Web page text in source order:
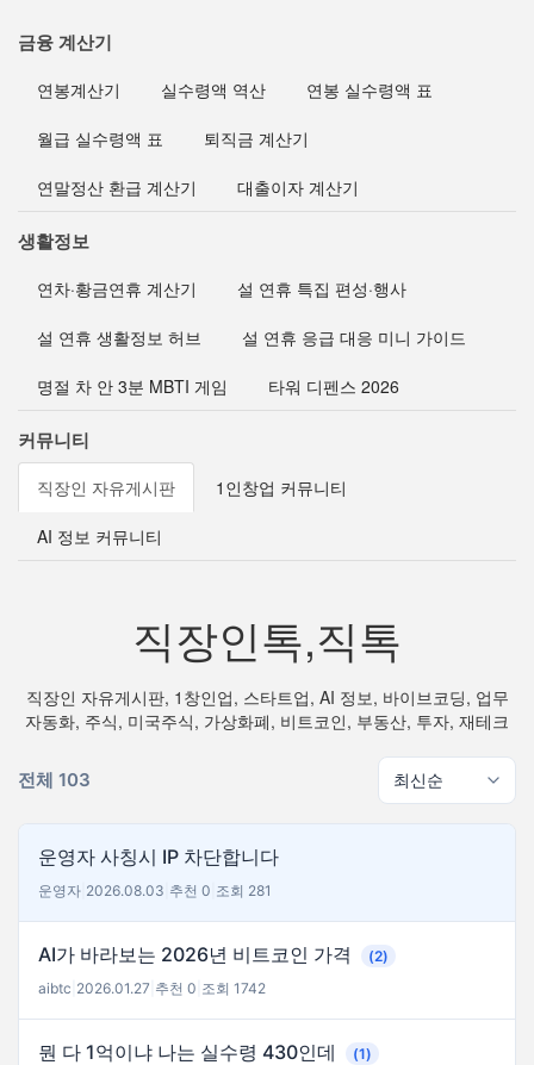
금융 계산기
연봉계산기 실수령액 역산 연봉 실수령액 표
월급 실수령액 표 퇴직금 계산기
연말정산 환급 계산기 대출이자 계산기
생활정보
연차·황금연휴 계산기 설 연휴 특집 편성·행사
설 연휴 생활정보 허브 설 연휴 응급 대응 미니 가이드
명절 차 안 3분 MBTI 게임 타워 디펜스 2026
커뮤니티
직장인 자유게시판 1인창업 커뮤니티
AI 정보 커뮤니티
직장인톡,직톡
직장인 자유게시판, 1창인업, 스타트업, AI 정보, 바이브코딩, 업무
자동화, 주식, 미국주식, 가상화폐, 비트코인, 부동산, 투자, 재테크
전체 103
운영자 사칭시 IP 차단합니다
운영자 2026.08.03 추천 0 조회 281
AI가 바라보는 2026년 비트코인 가격
(2)
aibtc 2026.01.27 추천 0 조회 1742
뭔 다 1억이냐 나는 실수령 430인데
(1)